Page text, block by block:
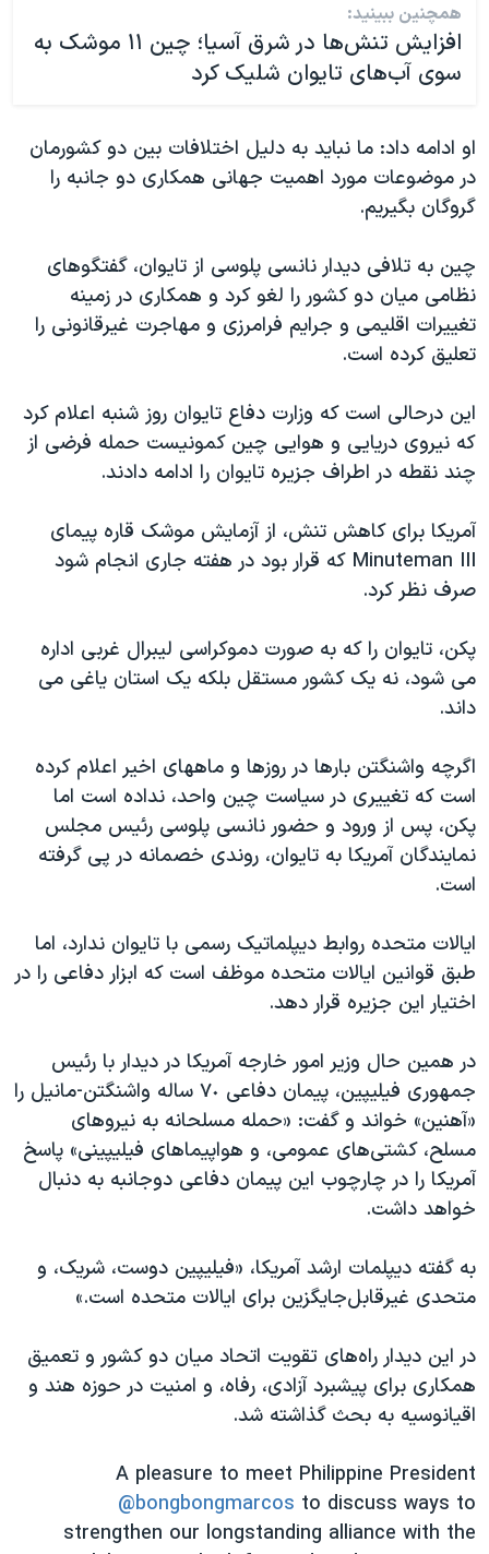
همچنین ببینید:
افزایش تنش‌ها در شرق آسیا؛ چین ١١ موشک به
سوی آب‌های تایوان شلیک کرد
او ادامه داد: ما نباید به دلیل اختلافات بین دو کشورمان
در موضوعات مورد اهمیت جهانی همکاری دو جانبه را
گروگان بگیریم.
چین به تلافی دیدار نانسی پلوسی از تایوان، گفتگوهای
نظامی میان دو کشور را لغو کرد و همکاری در زمینه
تغییرات اقلیمی و جرایم فرامرزی و مهاجرت غیرقانونی را
تعلیق کرده است.
این درحالی است که وزارت دفاع تایوان روز شنبه اعلام کرد
که نیروی دریایی و هوایی چین کمونیست حمله فرضی از
چند نقطه در اطراف جزیره تایوان را ادامه دادند.
آمریکا برای کاهش تنش، از آزمایش موشک قاره پیمای
Minuteman III که قرار بود در هفته جاری انجام شود
صرف نظر کرد.
پکن، تایوان را که به صورت دموکراسی لیبرال غربی اداره
می شود، نه یک کشور مستقل بلکه یک استان یاغی می
داند.
اگرچه واشنگتن بارها در روزها و ماههای اخیر اعلام کرده
است که تغییری در سیاست چین واحد، نداده است اما
پکن، پس از ورود و حضور نانسی پلوسی رئیس مجلس
نمایندگان آمریکا به تایوان، روندی خصمانه در پی گرفته
است.
ایالات متحده روابط دیپلماتیک رسمی با تایوان ندارد، اما
طبق قوانین ایالات متحده موظف است که ابزار دفاعی را در
اختیار این جزیره قرار دهد.
در همین حال وزیر امور خارجه آمریکا در دیدار با رئیس
جمهوری فیلیپین، پیمان دفاعی ٧٠ ساله واشنگتن-مانیل را
«آهنین» خواند و گفت: «حمله مسلحانه به نیروهای
مسلح، کشتی‌های عمومی، و هواپیماهای فیلیپینی» پاسخ
آمریکا را در چارچوب این پیمان دفاعی دوجانبه به دنبال
خواهد داشت.
به گفته دیپلمات ارشد آمریکا، «فیلیپین دوست، شریک، و
متحدی غیرقابل‌جایگزین برای ایالات متحده است.»
در این دیدار راه‌های تقویت اتحاد میان دو کشور و تعمیق
همکاری برای پیشبرد آزادی، رفاه، و امنیت در حوزه هند و
اقیانوسیه به بحث گذاشته شد.
A pleasure to meet Philippine President
@bongbongmarcos to discuss ways to
strengthen our longstanding alliance with the